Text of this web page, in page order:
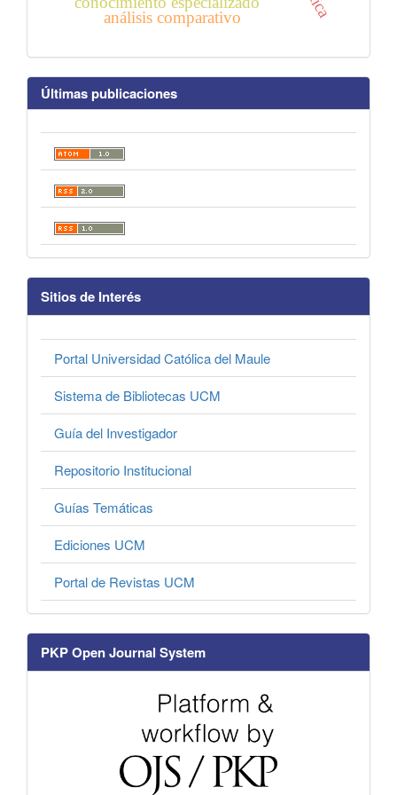
análisis comparativo
Últimas publicaciones
Sitios de Interés
Portal Universidad Católica del Maule
Sistema de Bibliotecas UCM
Guía del Investigador
Repositorio Institucional
Guías Temáticas
Ediciones UCM
Portal de Revistas UCM
PKP Open Journal System